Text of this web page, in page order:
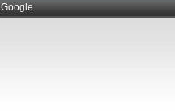
Google